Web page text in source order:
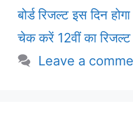
बोर्ड रिजल्ट इस दिन होगा
चेक करें 12वीं का रिजल्ट
Leave a